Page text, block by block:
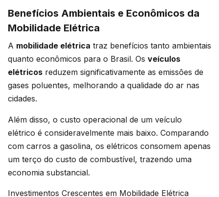
Benefícios Ambientais e Econômicos da
Mobilidade Elétrica
A mobilidade elétrica traz benefícios tanto ambientais
quanto econômicos para o Brasil. Os veículos
elétricos reduzem significativamente as emissões de
gases poluentes, melhorando a qualidade do ar nas
cidades.
Além disso, o custo operacional de um veículo
elétrico é consideravelmente mais baixo. Comparando
com carros a gasolina, os elétricos consomem apenas
um terço do custo de combustível, trazendo uma
economia substancial.
Investimentos Crescentes em Mobilidade Elétrica